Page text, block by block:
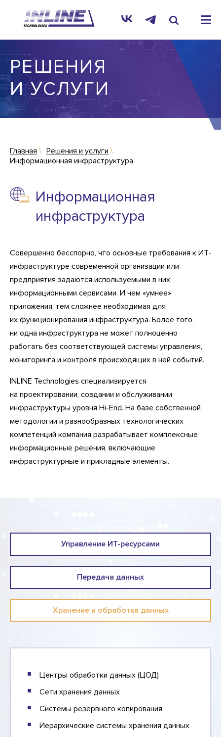
РЕШЕНИЯ
И УСЛУГИ
Главная
Решения и услуги
Информационная инфраструктура
Информационная
инфраструктура
Совершенно бесспорно, что основные требования к ИТ-
инфраструктуре современной организации или
предприятия задаются используемыми в них
информационными сервисами. И чем «умнее»
приложения, тем сложнее необходимая для
их функционирования инфраструктура. Более того,
ни одна инфраструктура не может полноценно
работать без соответствующей системы управления,
мониторинга и контроля происходящих в ней событий.
INLINE Technologies специализируется
на проектировании, создании и обслуживании
инфраструктуры уровня Hi-End. На базе собственной
методологии и разнообразных технологических
компетенций компания разрабатывает комплексные
информационные решения, включающие
инфраструктурные и прикладные элементы.
Управление ИТ-ресурсами
Передача данных
Хранение и обработка данных
Центры обработки данных (ЦОД)
Сети хранения данных
Системы резервного копирования
Иерархические системы хранения данных